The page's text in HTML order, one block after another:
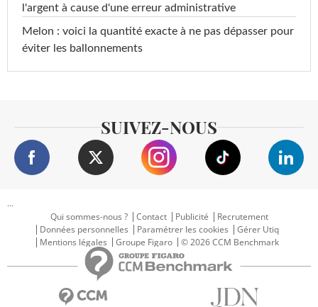
l'argent à cause d'une erreur administrative
Melon : voici la quantité exacte à ne pas dépasser pour
éviter les ballonnements
SUIVEZ-NOUS
...
Qui sommes-nous ?
Contact Publicité
Recrutement
Données personnelles
Paramétrer les cookies
Gérer Utiq
Mentions légales
Groupe Figaro © 2026 CCM Benchmark